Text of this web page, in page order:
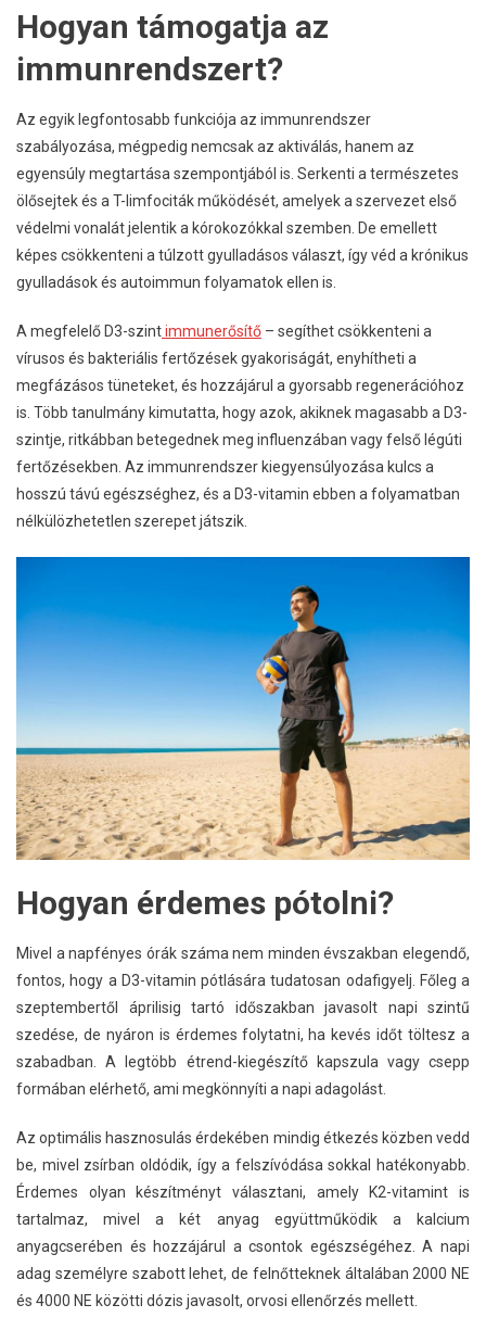
Hogyan támogatja az
immunrendszert?
Az egyik legfontosabb funkciója az immunrendszer
szabályozása, mégpedig nemcsak az aktiválás, hanem az
egyensúly megtartása szempontjából is. Serkenti a természetes
ölősejtek és a T-limfociták működését, amelyek a szervezet első
védelmi vonalát jelentik a kórokozókkal szemben. De emellett
képes csökkenteni a túlzott gyulladásos választ, így véd a krónikus
gyulladások és autoimmun folyamatok ellen is.
A megfelelő D3-szintimmunerősítő – segíthet csökkenteni a
vírusos és bakteriális fertőzések gyakoriságát, enyhítheti a
megfázásos tüneteket, és hozzájárul a gyorsabb regenerációhoz
is. Több tanulmány kimutatta, hogy azok, akiknek magasabb a D3-
szintje, ritkábban betegednek meg influenzában vagy felső légúti
fertőzésekben. Az immunrendszer kiegyensúlyozása kulcs a
hosszú távú egészséghez, és a D3-vitamin ebben a folyamatban
nélkülözhetetlen szerepet játszik.
Hogyan érdemes pótolni?
Mivel a napfényes órák száma nem minden évszakban elegendő,
fontos, hogy a D3-vitamin pótlására tudatosan odafigyelj. Főleg a
szeptembertől áprilisig tartó időszakban javasolt napi szintű
szedése, de nyáron is érdemes folytatni, ha kevés időt töltesz a
szabadban. A legtöbb étrend-kiegészítő kapszula vagy csepp
formában elérhető, ami megkönnyíti a napi adagolást.
Az optimális hasznosulás érdekében mindig étkezés közben vedd
be, mivel zsírban oldódik, így a felszívódása sokkal hatékonyabb.
Érdemes olyan készítményt választani, amely K2-vitamint is
tartalmaz, mivel a két anyag együttműködik a kalcium
anyagcserében és hozzájárul a csontok egészségéhez. A napi
adag személyre szabott lehet, de felnőtteknek általában 2000 NE
és 4000 NE közötti dózis javasolt, orvosi ellenőrzés mellett.